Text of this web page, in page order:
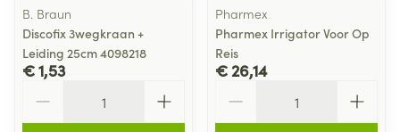
B. Braun
Discofix 3wegkraan +
Leiding 25cm 4098218
€ 1,53
Pharmex
Pharmex Irrigator Voor Op
Reis
€ 26,14